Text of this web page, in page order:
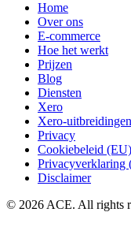
Home
Over ons
E-commerce
Hoe het werkt
Prijzen
Blog
Diensten
Xero
Xero-uitbreidingen
Privacy
Cookiebeleid (EU)
Privacyverklaring
Disclaimer
© 2026 ACE. All rights